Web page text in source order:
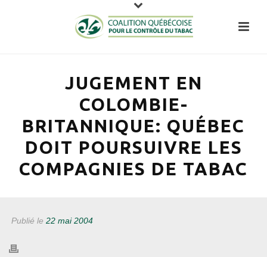
JUGEMENT EN
COLOMBIE-
BRITANNIQUE: QUÉBEC
DOIT POURSUIVRE LES
COMPAGNIES DE TABAC
Publié le 22 mai 2004